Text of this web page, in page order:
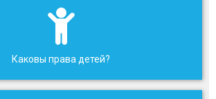
Каковы права детей?